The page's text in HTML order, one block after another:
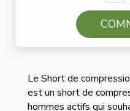
Le Short de
est un short de
hommes actifs qui